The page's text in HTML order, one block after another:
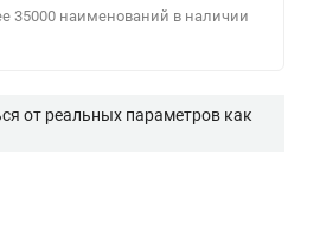
35000 наименований в наличии
от реальных параметров как